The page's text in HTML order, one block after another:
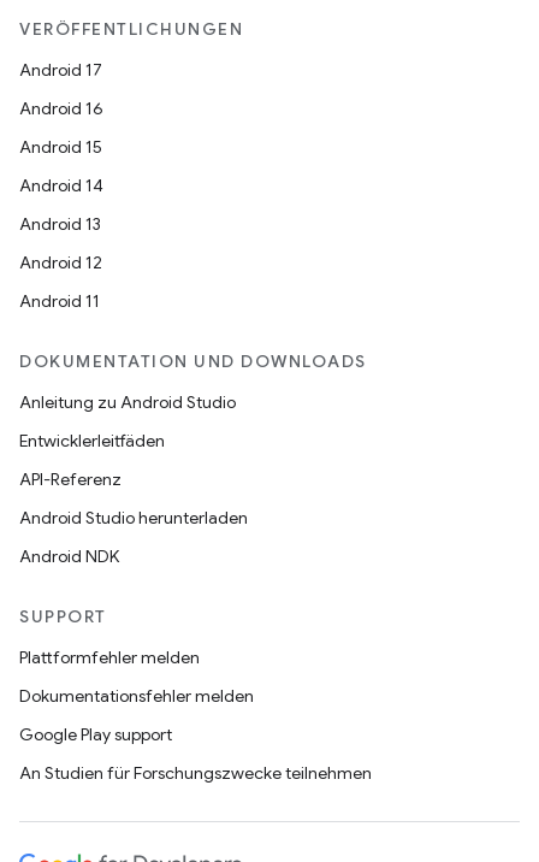
VERÖFFENTLICHUNGEN
Android 17
Android 16
Android 15
Android 14
Android 13
Android 12
Android 11
DOKUMENTATION UND DOWNLOADS
Anleitung zu Android Studio
Entwicklerleitfäden
API-Referenz
Android Studio herunterladen
Android NDK
SUPPORT
Plattformfehler melden
Dokumentationsfehler melden
Google Play support
An Studien für Forschungszwecke teilnehmen